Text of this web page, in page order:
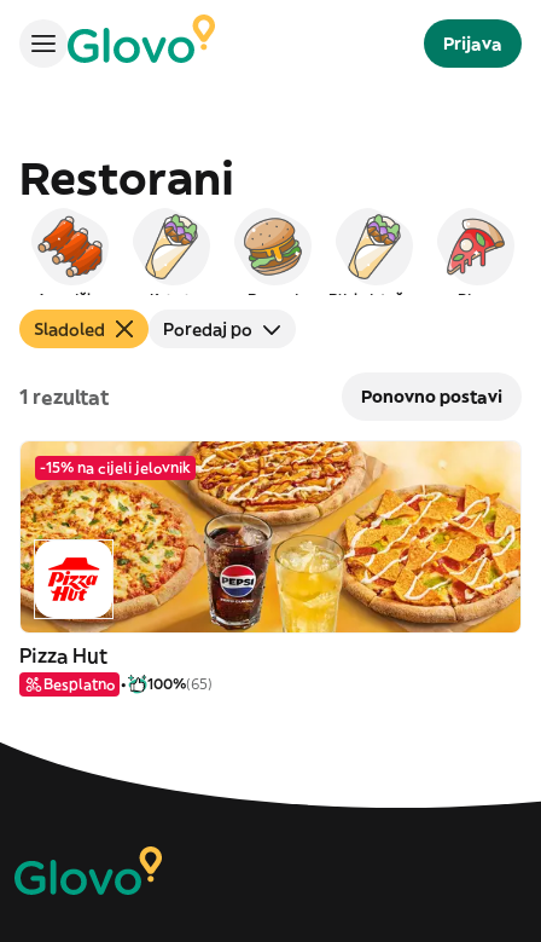
Prijava
Restorani
Američka Kebab Burgeri Bliskoistočna Pizza
Sladoled Poredaj po
1 rezultat Ponovno postavi
-15% na cijeli jelovnik
Pizza Hut
Besplatno 100%(65)